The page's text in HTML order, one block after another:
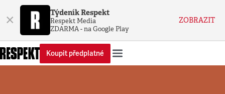
× Týdeník Respekt
Respekt Media
ZDARMA - na Google Play
ZOBRAZIT
Koupit předplatné